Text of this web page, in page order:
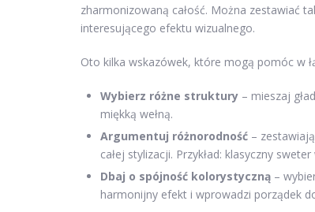
zharmonizowaną całość. Można zestawiać
interesującego efektu wizualnego.
Oto kilka wskazówek, które mogą pomóc w
Wybierz różne struktury – mieszaj
miękką wełną.
Argumentuj różnorodność –
całej stylizacji. Przykład: klasyczny
Dbaj o spójność kolorystyczną –
harmonijny efekt i wprowadzi porządek